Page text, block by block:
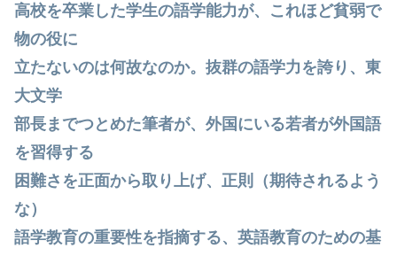
高校を卒業した学生の語学能力が、これほど貧弱で
物の役に
立たないのは何故なのか。抜群の語学力を誇り、東
大文学
部長までつとめた筆者が、外国にいる若者が外国語
を習得する
困難さを正面から取り上げ、正則（期待されるよう
な）
語学教育の重要性を指摘する、英語教育のための基